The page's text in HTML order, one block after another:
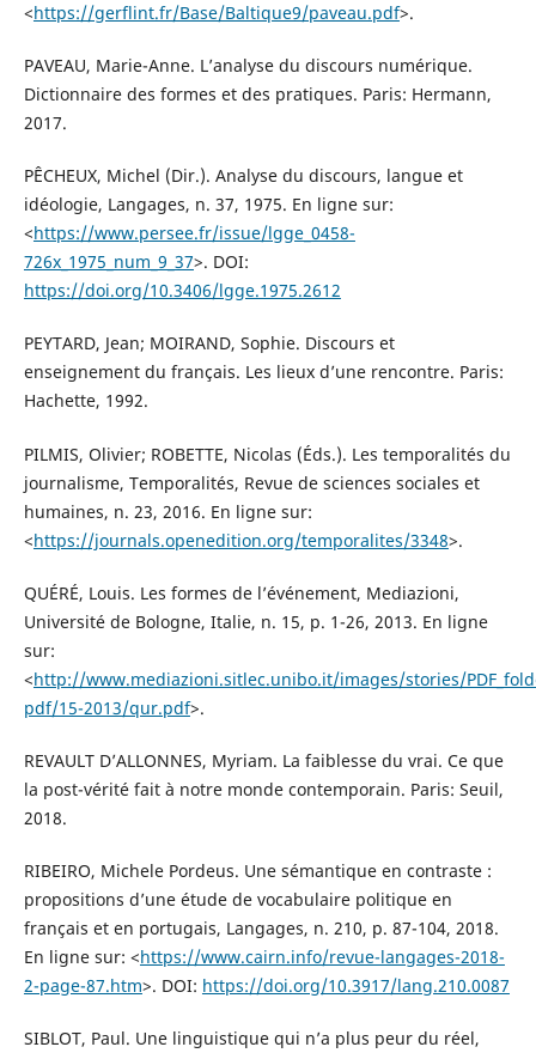
<https://gerflint.fr/Base/Baltique9/paveau.pdf>.
PAVEAU, Marie-Anne. L’analyse du discours numérique.
Dictionnaire des formes et des pratiques. Paris: Hermann,
2017.
PÊCHEUX, Michel (Dir.). Analyse du discours, langue et
idéologie, Langages, n. 37, 1975. En ligne sur:
<https://www.persee.fr/issue/lgge_0458-
726x_1975_num_9_37>. DOI:
https://doi.org/10.3406/lgge.1975.2612
PEYTARD, Jean; MOIRAND, Sophie. Discours et
enseignement du français. Les lieux d’une rencontre. Paris:
Hachette, 1992.
PILMIS, Olivier; ROBETTE, Nicolas (Éds.). Les temporalités du
journalisme, Temporalités, Revue de sciences sociales et
humaines, n. 23, 2016. En ligne sur:
<https://journals.openedition.org/temporalites/3348>.
QUÉRÉ, Louis. Les formes de l’événement, Mediazioni,
Université de Bologne, Italie, n. 15, p. 1-26, 2013. En ligne
sur:
<http://www.mediazioni.sitlec.unibo.it/images/stories/
pdf/15-2013/qur.pdf>.
REVAULT D’ALLONNES, Myriam. La faiblesse du vrai. Ce que
la post-vérité fait à notre monde contemporain. Paris: Seuil,
2018.
RIBEIRO, Michele Pordeus. Une sémantique en contraste :
propositions d’une étude de vocabulaire politique en
français et en portugais, Langages, n. 210, p. 87-104, 2018.
En ligne sur: <https://www.cairn.info/revue-langages-2018-
2-page-87.htm>. DOI: https://doi.org/10.3917/lang.210.0087
SIBLOT, Paul. Une linguistique qui n’a plus peur du réel,